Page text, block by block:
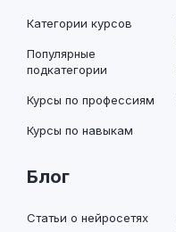
Категории курсов
Популярные
подкатегории
Курсы по профессиям
Курсы по навыкам
Блог
Статьи о нейросетях